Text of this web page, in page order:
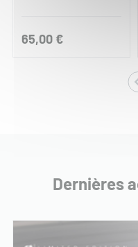
65,00 €
Dernières